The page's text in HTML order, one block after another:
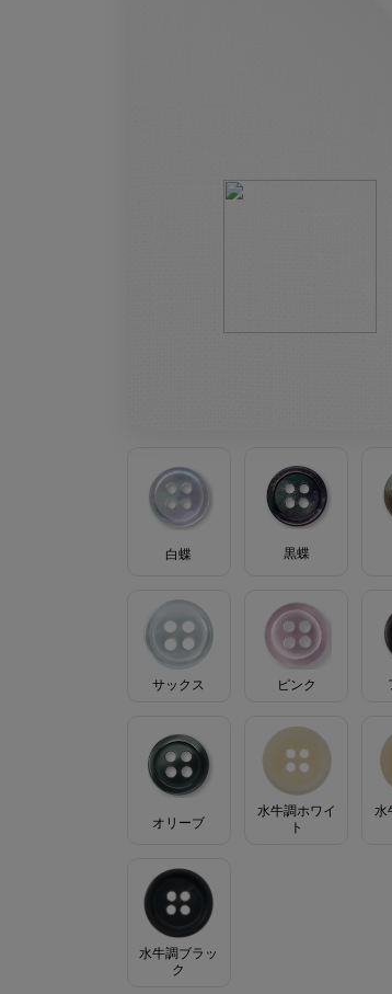
白蝶 黒蝶
サックス ピンク
オリーブ
水牛調ホワイ
ト
水
水牛調ブラッ
ク